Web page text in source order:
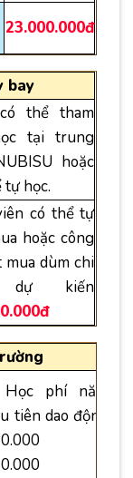
23.000.000đ
bay
thể tham
tại trung
hoặc
tự học.
có thể tự
hoặc công
dùm chi
dự kiến
phí năm
tiên dao động
≈